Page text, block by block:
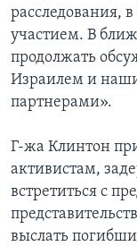
расследования,
участием. В
продолжать
Израилем и
партнерами».
Г-жа Клинтон
активистам,
встретиться с
выслать